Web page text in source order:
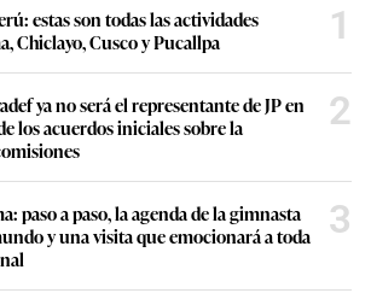
estas son todas las actividades
Chiclayo, Cusco y Pucallpa
1
ya no será el representante de JP en
los acuerdos iniciales sobre la
2
paso a paso, la agenda de la gimnasta
y una visita que emocionará a toda
3